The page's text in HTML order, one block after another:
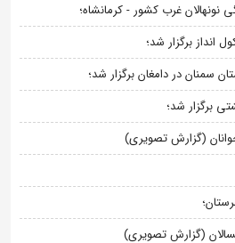
نونهالان غرب کشور - کرمانشاه؛
انداز برگزار شد؛
سمنان در دامغان برگزار شد؛
برگزار شد؛
(گزارش تصویری)
(گزارش تصویری)